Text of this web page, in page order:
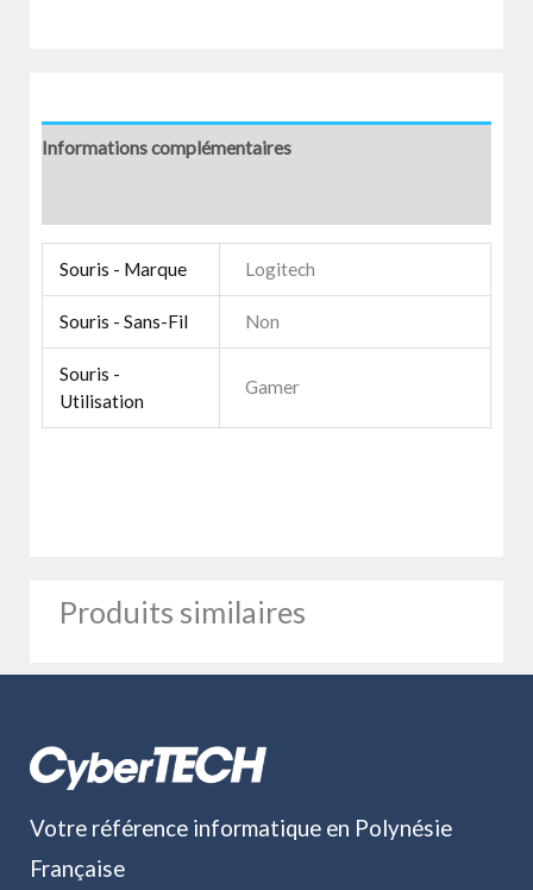
Informations complémentaires
Souris - Marque Logitech
Souris - Sans-Fil Non
Souris -
Utilisation
Gamer
Produits similaires
Votre référence informatique en Polynésie
Française